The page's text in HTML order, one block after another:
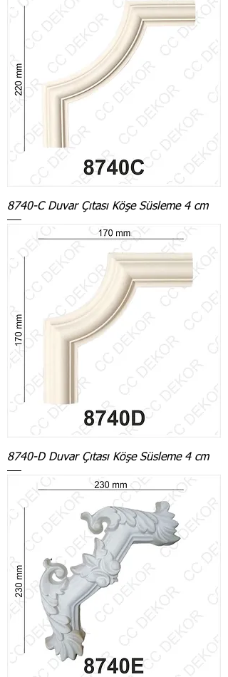
8740-C Duvar Çıtası Köşe Süsleme 4 cm
8740-D Duvar Çıtası Köşe Süsleme 4 cm